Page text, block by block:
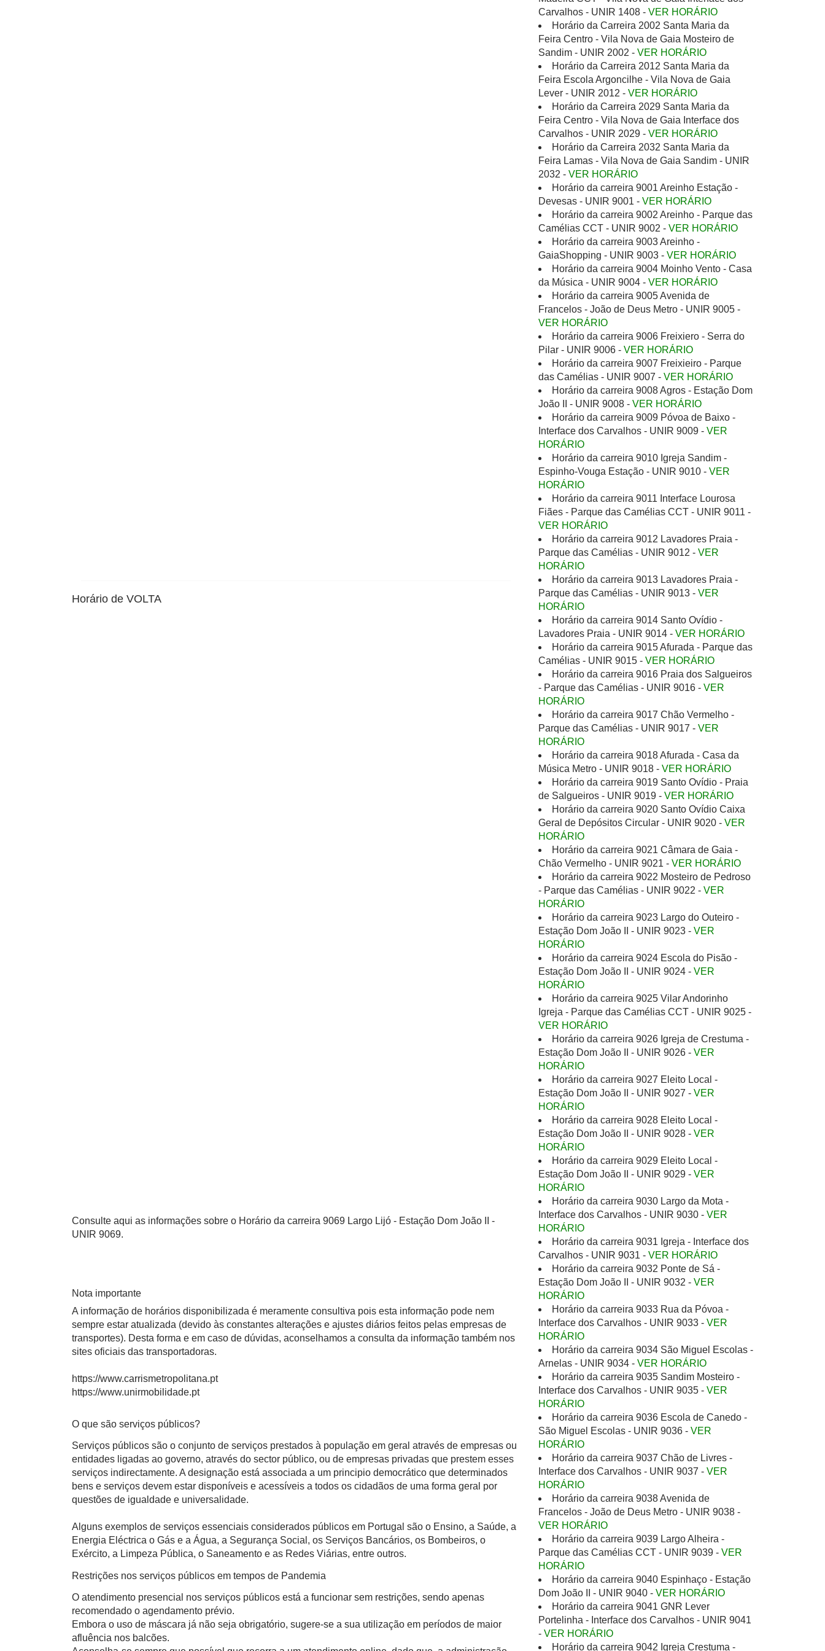
Horário de VOLTA
Consulte aqui as informações sobre o Horário da carreira 9069 Largo Lijó - Estação Dom João II -
UNIR 9069.
Nota importante
A informação de horários disponibilizada é meramente consultiva pois esta informação pode nem
sempre estar atualizada (devido às constantes alterações e ajustes diários feitos pelas empresas de
transportes). Desta forma e em caso de dúvidas, aconselhamos a consulta da informação também nos
sites oficiais das transportadoras.
https://www.carrismetropolitana.pt
https://www.unirmobilidade.pt
O que são serviços públicos?
Serviços públicos são o conjunto de serviços prestados à população em geral através de empresas ou
entidades ligadas ao governo, através do sector público, ou de empresas privadas que prestem esses
serviços indirectamente. A designação está associada a um principio democrático que determinados
bens e serviços devem estar disponíveis e acessíveis a todos os cidadãos de uma forma geral por
questões de igualdade e universalidade.
Alguns exemplos de serviços essenciais considerados públicos em Portugal são o Ensino, a Saúde, a
Energia Eléctrica o Gás e a Água, a Segurança Social, os Serviços Bancários, os Bombeiros, o
Exército, a Limpeza Pública, o Saneamento e as Redes Viárias, entre outros.
Restrições nos serviços públicos em tempos de Pandemia
O atendimento presencial nos serviços públicos está a funcionar sem restrições, sendo apenas
recomendado o agendamento prévio.
Embora o uso de máscara já não seja obrigatório, sugere-se a sua utilização em períodos de maior
afluência nos balcões.
Carvalhos - UNIR 1408 - VER HORÁRIO
Horário da Carreira 2002 Santa Maria da
Feira Centro - Vila Nova de Gaia Mosteiro de
Sandim - UNIR 2002 - VER HORÁRIO
Horário da Carreira 2012 Santa Maria da
Feira Escola Argoncilhe - Vila Nova de Gaia
Lever - UNIR 2012 - VER HORÁRIO
Horário da Carreira 2029 Santa Maria da
Feira Centro - Vila Nova de Gaia Interface dos
Carvalhos - UNIR 2029 - VER HORÁRIO
Horário da Carreira 2032 Santa Maria da
Feira Lamas - Vila Nova de Gaia Sandim - UNIR
2032 - VER HORÁRIO
Horário da carreira 9001 Areinho Estação -
Devesas - UNIR 9001 - VER HORÁRIO
Horário da carreira 9002 Areinho - Parque das
Camélias CCT - UNIR 9002 - VER HORÁRIO
Horário da carreira 9003 Areinho -
GaiaShopping - UNIR 9003 - VER HORÁRIO
Horário da carreira 9004 Moinho Vento - Casa
da Música - UNIR 9004 - VER HORÁRIO
Horário da carreira 9005 Avenida de
Francelos - João de Deus Metro - UNIR 9005 -
VER HORÁRIO
Horário da carreira 9006 Freixiero - Serra do
Pilar - UNIR 9006 - VER HORÁRIO
Horário da carreira 9007 Freixieiro - Parque
das Camélias - UNIR 9007 - VER HORÁRIO
Horário da carreira 9008 Agros - Estação Dom
João II - UNIR 9008 - VER HORÁRIO
Horário da carreira 9009 Póvoa de Baixo -
Interface dos Carvalhos - UNIR 9009 - VER
HORÁRIO
Horário da carreira 9010 Igreja Sandim -
Espinho-Vouga Estação - UNIR 9010 - VER
HORÁRIO
Horário da carreira 9011 Interface Lourosa
Fiães - Parque das Camélias CCT - UNIR 9011 -
VER HORÁRIO
Horário da carreira 9012 Lavadores Praia -
Parque das Camélias - UNIR 9012 - VER
HORÁRIO
Horário da carreira 9013 Lavadores Praia -
Parque das Camélias - UNIR 9013 - VER
HORÁRIO
Horário da carreira 9014 Santo Ovídio -
Lavadores Praia - UNIR 9014 - VER HORÁRIO
Horário da carreira 9015 Afurada - Parque das
Camélias - UNIR 9015 - VER HORÁRIO
Horário da carreira 9016 Praia dos Salgueiros
- Parque das Camélias - UNIR 9016 - VER
HORÁRIO
Horário da carreira 9017 Chão Vermelho -
Parque das Camélias - UNIR 9017 - VER
HORÁRIO
Horário da carreira 9018 Afurada - Casa da
Música Metro - UNIR 9018 - VER HORÁRIO
Horário da carreira 9019 Santo Ovídio - Praia
de Salgueiros - UNIR 9019 - VER HORÁRIO
Horário da carreira 9020 Santo Ovídio Caixa
Geral de Depósitos Circular - UNIR 9020 - VER
HORÁRIO
Horário da carreira 9021 Câmara de Gaia -
Chão Vermelho - UNIR 9021 - VER HORÁRIO
Horário da carreira 9022 Mosteiro de Pedroso
- Parque das Camélias - UNIR 9022 - VER
HORÁRIO
Horário da carreira 9023 Largo do Outeiro -
Estação Dom João II - UNIR 9023 - VER
HORÁRIO
Horário da carreira 9024 Escola do Pisão -
Estação Dom João II - UNIR 9024 - VER
HORÁRIO
Horário da carreira 9025 Vilar Andorinho
Igreja - Parque das Camélias CCT - UNIR 9025 -
VER HORÁRIO
Horário da carreira 9026 Igreja de Crestuma -
Estação Dom João II - UNIR 9026 - VER
HORÁRIO
Horário da carreira 9027 Eleito Local -
Estação Dom João II - UNIR 9027 - VER
HORÁRIO
Horário da carreira 9028 Eleito Local -
Estação Dom João II - UNIR 9028 - VER
HORÁRIO
Horário da carreira 9029 Eleito Local -
Estação Dom João II - UNIR 9029 - VER
HORÁRIO
Horário da carreira 9030 Largo da Mota -
Interface dos Carvalhos - UNIR 9030 - VER
HORÁRIO
Horário da carreira 9031 Igreja - Interface dos
Carvalhos - UNIR 9031 - VER HORÁRIO
Horário da carreira 9032 Ponte de Sá -
Estação Dom João II - UNIR 9032 - VER
HORÁRIO
Horário da carreira 9033 Rua da Póvoa -
Interface dos Carvalhos - UNIR 9033 - VER
HORÁRIO
Horário da carreira 9034 São Miguel Escolas -
Arnelas - UNIR 9034 - VER HORÁRIO
Horário da carreira 9035 Sandim Mosteiro -
Interface dos Carvalhos - UNIR 9035 - VER
HORÁRIO
Horário da carreira 9036 Escola de Canedo -
São Miguel Escolas - UNIR 9036 - VER
HORÁRIO
Horário da carreira 9037 Chão de Livres -
Interface dos Carvalhos - UNIR 9037 - VER
HORÁRIO
Horário da carreira 9038 Avenida de
Francelos - João de Deus Metro - UNIR 9038 -
VER HORÁRIO
Horário da carreira 9039 Largo Alheira -
Parque das Camélias CCT - UNIR 9039 - VER
HORÁRIO
Horário da carreira 9040 Espinhaço - Estação
Dom João II - UNIR 9040 - VER HORÁRIO
Horário da carreira 9041 GNR Lever
Portelinha - Interface dos Carvalhos - UNIR 9041
- VER HORÁRIO
Horário da carreira 9042 Igreja Crestuma -